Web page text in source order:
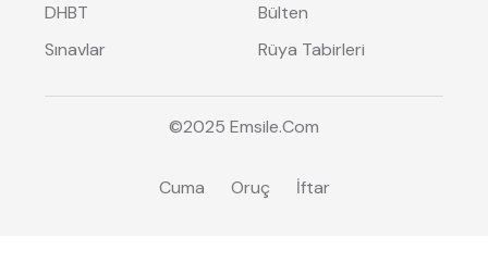
DHBT
Sınavlar
Bülten
Rüya Tabirleri
©2025 Emsile.Com
Cuma Oruç İftar